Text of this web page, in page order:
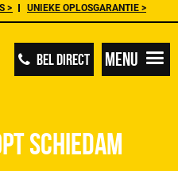
> UNIEKE OPLOSGARANTIE >
BEL DIRECT Menu
Schiedam